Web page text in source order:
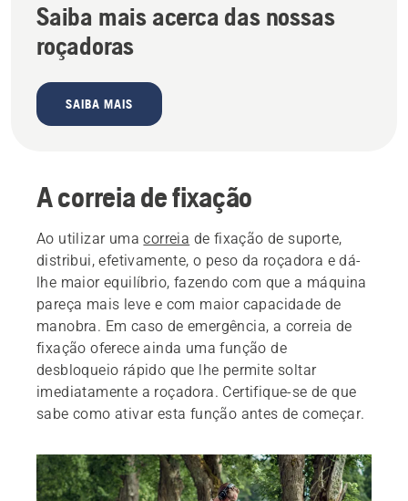
Saiba mais acerca das nossas
roçadoras
SAIBA MAIS
A correia de fixação
Ao utilizar umacorreia de fixação de suporte,
distribui, efetivamente, o peso da roçadora e dá-
lhe maior equilíbrio, fazendo com que a máquina
pareça mais leve e com maior capacidade de
manobra. Em caso de emergência, a correia de
fixação oferece ainda uma função de
desbloqueio rápido que lhe permite soltar
imediatamente a roçadora. Certifique-se de que
sabe como ativar esta função antes de começar.